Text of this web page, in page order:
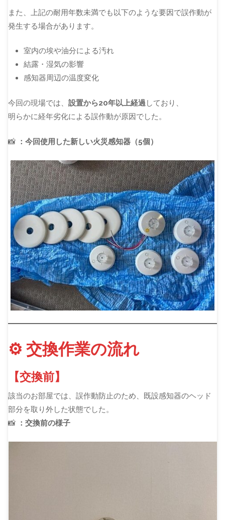
また、上記の耐用年数未満でも以下のような要因で誤作動が
発生する場合があります。
室内の埃や油分による汚れ
結露・湿気の影響
感知器周辺の温度変化
今回の現場では、設置から20年以上経過しており、
明らかに経年劣化による誤作動が原因でした。
📸 ：今回使用した新しい火災感知器（5個）
⚙️ 交換作業の流れ
【交換前】
該当のお部屋では、誤作動防止のため、既設感知器のヘッド
部分を取り外した状態でした。
📸 ：交換前の様子